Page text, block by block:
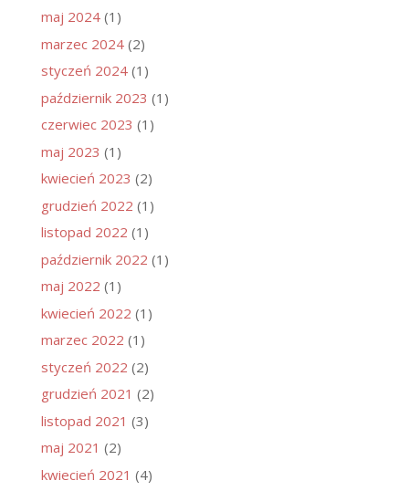
maj 2024(1)
marzec 2024(2)
styczeń 2024(1)
październik 2023 (1)
czerwiec 2023 (1)
maj 2023 (1)
kwiecień 2023 (2)
grudzień 2022 (1)
listopad 2022 (1)
październik 2022 (1)
maj 2022 (1)
kwiecień 2022 (1)
marzec 2022 (1)
styczeń 2022 (2)
grudzień 2021 (2)
listopad 2021 (3)
maj 2021 (2)
kwiecień 2021 (4)